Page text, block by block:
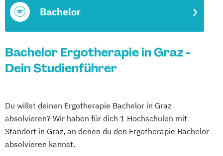
Bachelor
Bachelor Ergotherapie in Graz -
Dein Studienführer
Du willst deinen Ergotherapie Bachelor in Graz
absolvieren? Wir haben für dich 1 Hochschulen mit
Standort in Graz, an denen du den Ergotherapie Bachelor
absolvieren kannst.